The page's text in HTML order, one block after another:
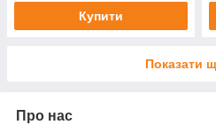
Купити
Показати
Про нас